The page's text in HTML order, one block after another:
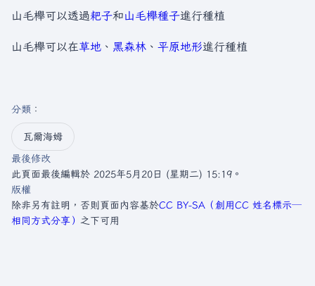
山毛櫸可以透過耙子和山毛櫸種子進行種植
山毛櫸可以在草地 、 黑森林 、 平原地形進行種植
分類 ：​
瓦爾海姆
最後修改
此頁面最後編輯於 2025年5月20日 (星期二) 15:19。
版權
除非另有註明，否則頁面內容基於CC BY-SA（創用CC 姓名標示─
相同方式分享） 之下可用